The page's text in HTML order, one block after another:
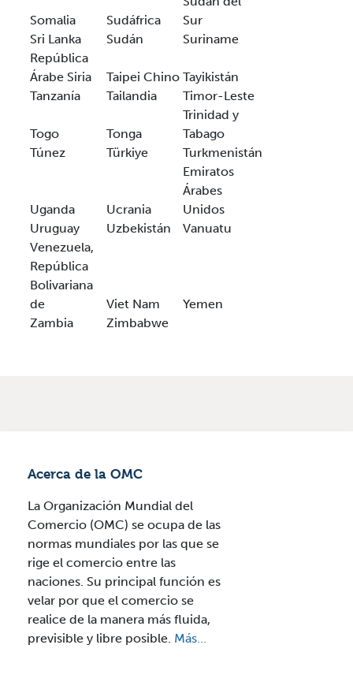
Somalia Sudáfrica
Sur
Sri Lanka
Sudán
Suriname
República
Árabe Siria
Taipei Chino Tayikistán
Tanzanía
Tailandia Timor-Leste
Togo Tonga
Trinidad y
Tabago
Túnez
Türkiye Turkmenistán
Uganda Ucrania
Emiratos
Árabes
Unidos
Uruguay
Uzbekistán
Vanuatu
Venezuela,
República
Bolivariana
de
Viet Nam
Yemen
Zambia
Zimbabwe
Acerca de la OMC
La Organización Mundial del
Comercio (OMC) se ocupa de las
normas mundiales por las que se
rige el comercio entre las
naciones. Su principal función es
velar por que el comercio se
realice de la manera más fluida,
previsible y libre posible. Más...